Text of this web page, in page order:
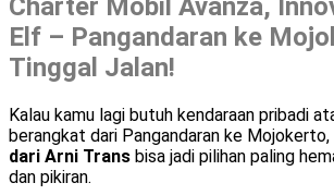
Charter Mobil Avanza,
Elf – Pangandaran ke
Tinggal Jalan!
Kalau kamu lagi butuh kendaraan pribadi
berangkat dari Pangandaran ke Mojokerto,
dari Arni Trans bisa jadi pilihan paling
dan pikiran.